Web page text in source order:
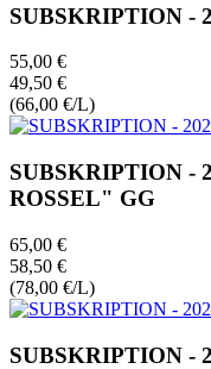
SUBSKRIPTION -
55,00 €
49,50 €
(66,00 €/L)
SUBSKRIPTION -
ROSSEL" GG
65,00 €
58,50 €
(78,00 €/L)
SUBSKRIPTION -